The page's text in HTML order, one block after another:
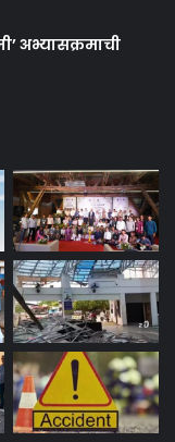
अभ्यासक्रमाची